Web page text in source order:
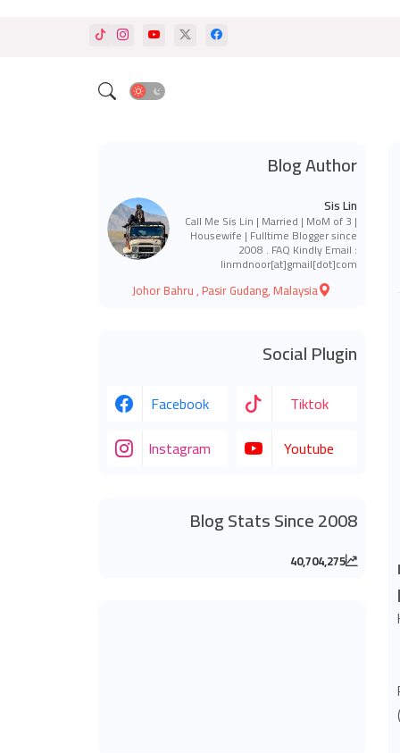
|
Blog Author
Sis Lin
Call Me Sis Lin | Married | MoM of 3 |
Housewife | Fulltime Blogger since
2008 . FAQ Kindly Email :
linmdnoor[at]gmail[dot]com
Johor Bahru , Pasir Gudang, Malaysia
Social Plugin
Facebook
Tiktok
Instagram
Youtube
Blog Stats Since 2008
40,704,275